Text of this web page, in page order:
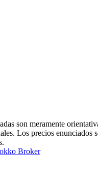
son meramente
Los precios enunciados
Broker